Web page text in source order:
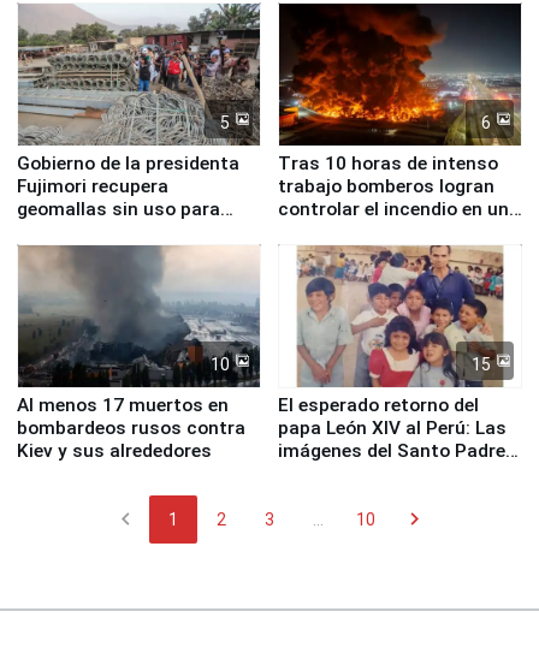
5
Gobierno de la presidenta
Fujimori recupera
geomallas sin uso para
Fenómeno El Niño
6
Tras 10 horas de intenso
trabajo bomberos logran
controlar el incendio en una
de Chile
10
Al menos 17 muertos en
bombardeos rusos contra
Kiev y sus alrededores
15
El esperado retorno del
papa León XIV al Perú: Las
imágenes del Santo Padre
chevron_left 1 2 3 10 chevron_right